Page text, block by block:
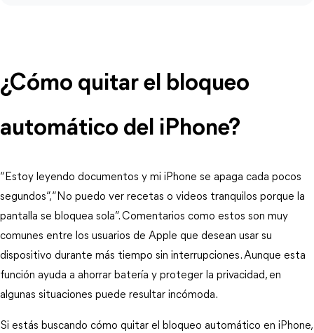
¿Cómo quitar el bloqueo
automático del iPhone?
“Estoy leyendo documentos y mi iPhone se apaga cada pocos
segundos”, “No puedo ver recetas o videos tranquilos porque la
pantalla se bloquea sola”. Comentarios como estos son muy
comunes entre los usuarios de Apple que desean usar su
dispositivo durante más tiempo sin interrupciones. Aunque esta
función ayuda a ahorrar batería y proteger la privacidad, en
algunas situaciones puede resultar incómoda.
Si estás buscando cómo quitar el bloqueo automático en iPhone,